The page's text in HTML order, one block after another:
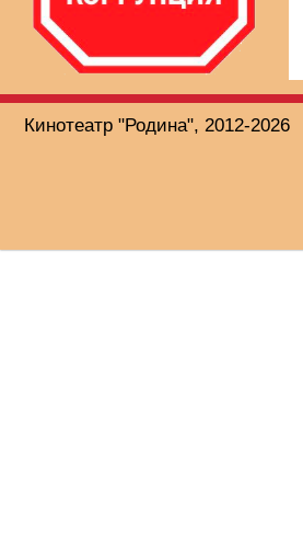
Кинотеатр "Родина", 2012-2026